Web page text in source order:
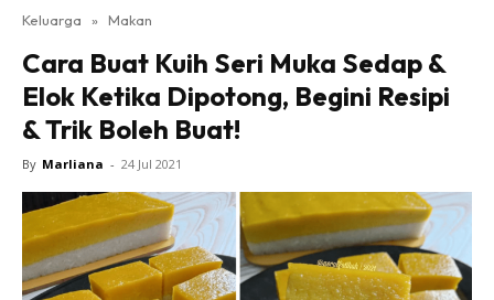
Keluarga » Makan
Cara Buat Kuih Seri Muka Sedap &
Elok Ketika Dipotong, Begini Resipi
& Trik Boleh Buat!
By Marliana - 24 Jul 2021